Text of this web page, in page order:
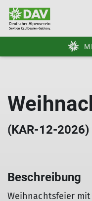
(KAR-12-2026)
Beschreibung
Weihnachtsfeier mit